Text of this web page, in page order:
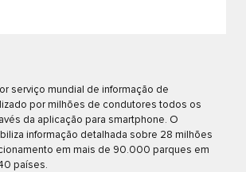
serviço mundial de informação de
por milhões de condutores todos os
da aplicação para smartphone. O
informação detalhada sobre 28 milhões
em mais de 90.000 parques em
países.